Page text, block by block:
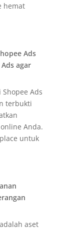
hemat
Ads
agar
Ads
terbukti
Anda.
untuk
aset